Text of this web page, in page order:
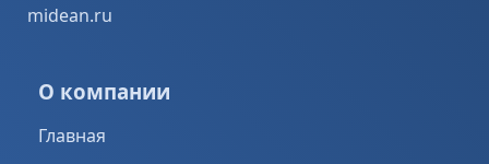
midean.ru
О компании
Главная